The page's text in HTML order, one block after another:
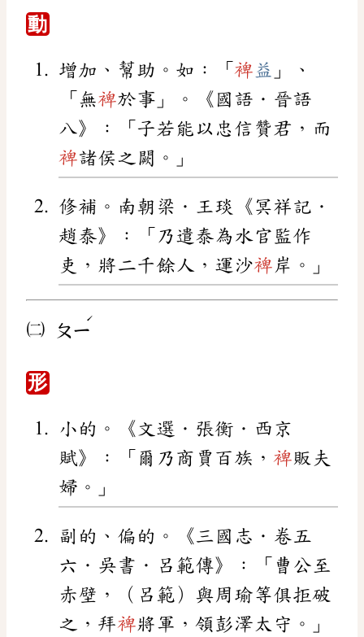
動
增加、幫助。如：「 裨 益 」、
「無裨於事」。《國語．晉語
八》：「子若能以忠信贊君，而
裨諸侯之闕。」
修補。南朝梁．王琰《冥祥記．
趙泰》：「乃遣泰為水官監作
吏，將二千餘人，運沙裨 岸。」
㈡ ㄆㄧ
ˊ
形
小的。《文選．張衡．西京
賦》：「爾乃商賈百族， 裨販夫
婦。」
副的、偏的。《三國志．卷五
六．吳書．呂範傳》：「曹公至
赤壁，（呂範）與周瑜等俱拒破
之，拜裨將軍，領彭澤太守。」